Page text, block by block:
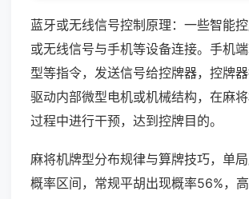
蓝牙或无线信号控制原理：一些智能
或无线信号与手机等设备连接。手机
型等指令，发送信号给控牌器，控牌
驱动内部微型电机或机械结构，在麻
过程中进行干预，达到控牌目的。
麻将机牌型分布规律与算牌技巧，单
概率区间，常规平胡出现概率56%，